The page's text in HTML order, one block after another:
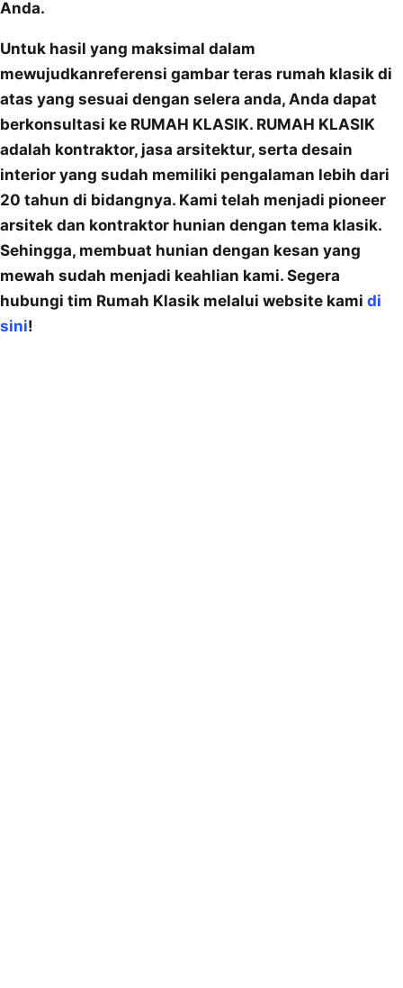
Anda.
Untuk hasil yang maksimal dalam
mewujudkanreferensi gambar teras rumah klasik di
atas yang sesuai dengan selera anda, Anda dapat
berkonsultasi ke RUMAH KLASIK. RUMAH KLASIK
adalah kontraktor, jasa arsitektur, serta desain
interior yang sudah memiliki pengalaman lebih dari
20 tahun di bidangnya. Kami telah menjadi pioneer
arsitek dan kontraktor hunian dengan tema klasik.
Sehingga, membuat hunian dengan kesan yang
mewah sudah menjadi keahlian kami. Segera
hubungi tim Rumah Klasik melalui website kami di
sini!